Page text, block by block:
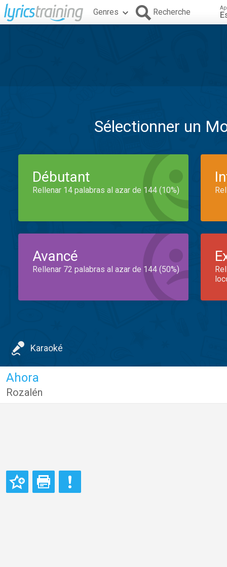
Genres Recherche
Sélectionner un
Débutant
Rellenar 14 palabras al azar de 144 (10%)
Avancé
Rellenar 72 palabras al azar de 144 (50%)
Karaoké
Ahora
Rozalén